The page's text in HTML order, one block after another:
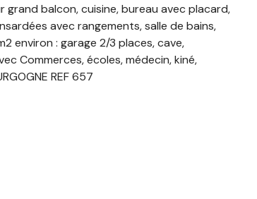
grand balcon, cuisine, bureau avec placard,
avec rangements, salle de bains,
environ : garage 2/3 places, cave,
Commerces, écoles, médecin, kiné,
REF 657